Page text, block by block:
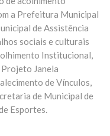
a Prefeitura Municipal
de Assistência
sociais e culturais
Institucional,
Janela
de Vínculos,
de Municipal de
Esportes.